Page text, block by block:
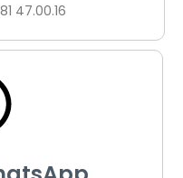
47.00.16